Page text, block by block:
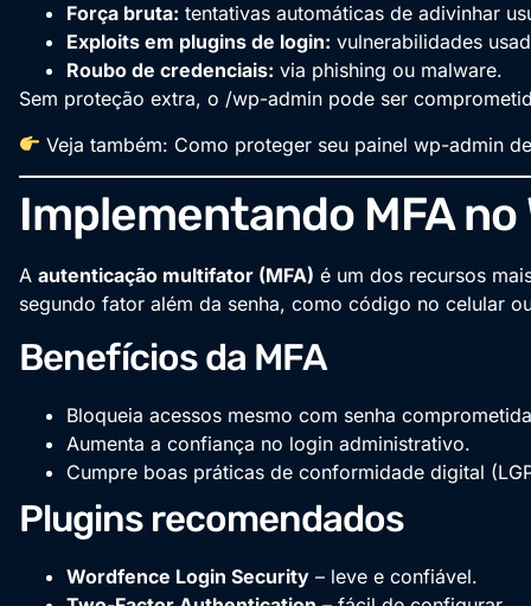
Força bruta: tentativas automáticas de adivinhar
Exploits em plugins de login: vulnerabilidades
Roubo de credenciais: via phishing ou malware.
Sem proteção extra, o /wp-admin pode ser
Veja também: Como proteger seu painel wp-admin
Implementando MFA no
A autenticação multifator (MFA) é um dos recursos
segundo fator além da senha, como código no celular
Benefícios da MFA
Bloqueia acessos mesmo com senha
Aumenta a confiança no login administrativo.
Cumpre boas práticas de conformidade digital
Plugins recomendados
Wordfence Login Security – leve e confiável.